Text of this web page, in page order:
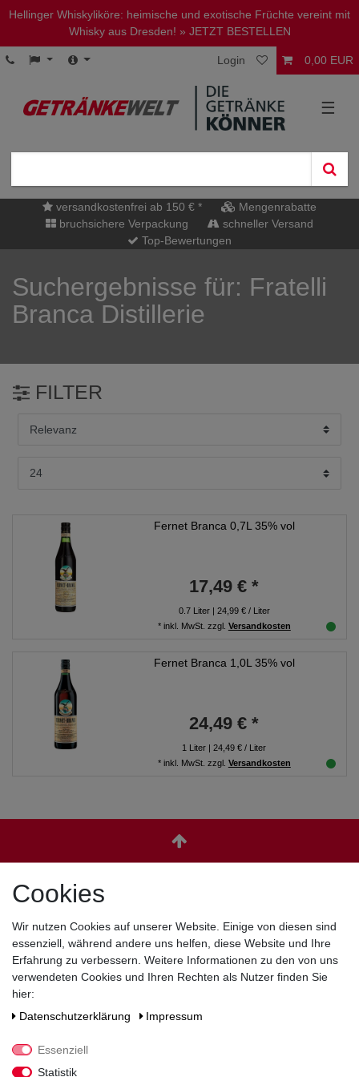
Hellinger Whiskyliköre: heimische und exotische Früchte vereint mit
Whisky aus Dresden! » JETZT BESTELLEN
Login 0,00 EUR
☰
versandkostenfrei ab 150 € *
Mengenrabatte
bruchsichere Verpackung
schneller Versand
Top-Bewertungen
Suchergebnisse für: Fratelli
Branca Distillerie
FILTER
Fernet Branca 0,7L 35% vol
17,49 € *
0.7Liter| 24,99 € / Liter
* inkl. MwSt. zzgl. Versandkosten
Fernet Branca 1,0L 35% vol
24,49 € *
1 Liter | 24,49 € / Liter
* inkl. MwSt. zzgl. Versandkosten
Zahlen Sie bequem per
Cookies
Wir nutzen Cookies auf unserer Website. Einige von diesen sind
essenziell, während andere uns helfen, diese Website und Ihre
Erfahrung zu verbessern. Weitere Informationen zu den von uns
verwendeten Cookies und Ihren Rechten als Nutzer finden Sie
hier:
Daten­schutz­erklärung
Impressum
Essenziell
Statistik